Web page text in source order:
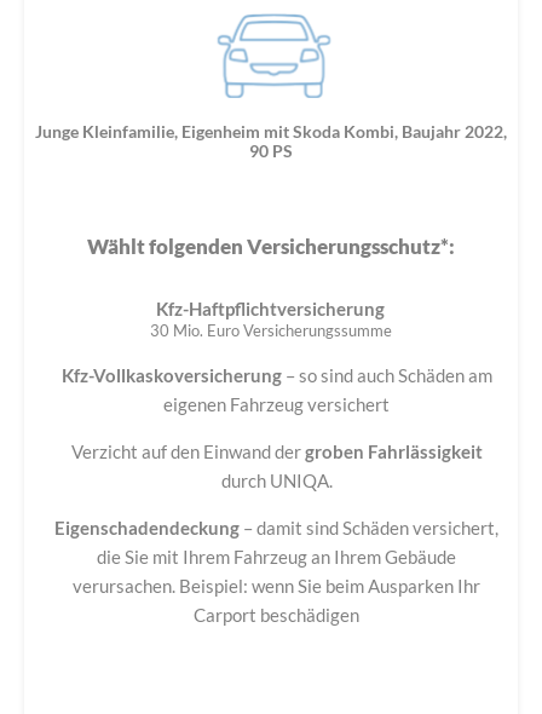
Junge Kleinfamilie, Eigenheim mit Skoda Kombi, Baujahr 2022,
90 PS
Wählt folgenden Versicherungsschutz*:
Kfz-Haftpflichtversicherung
30 Mio. Euro Versicherungssumme
Kfz-Vollkaskoversicherung– so sind auch Schäden am
eigenen Fahrzeug versichert
Verzicht auf den Einwand dergroben Fahrlässigkeit
durch UNIQA.
Eigenschadendeckung – damit sind Schäden versichert,
die Sie mit Ihrem Fahrzeug an Ihrem Gebäude
verursachen. Beispiel: wenn Sie beim Ausparken Ihr
Carport beschädigen